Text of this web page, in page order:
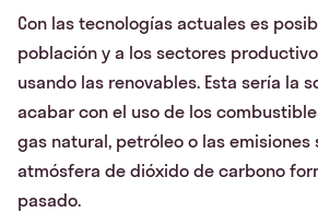
Con las tecnologías actuales es
población y a los sectores
usando las renovables. Esta sería la
acabar con el uso de los
gas natural, petróleo o las emisiones
atmósfera de dióxido de carbono
pasado.